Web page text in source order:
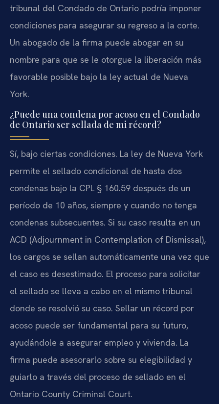
tribunal del Condado de Ontario podría imponer
condiciones para asegurar su regreso a la corte.
Un abogado de la firma puede abogar en su
nombre para que se le otorgue la liberación más
favorable posible bajo la ley actual de Nueva
York.
¿Puede una condena por acoso en el Condado
de Ontario ser sellada de mi récord?
Sí, bajo ciertas condiciones. La ley de Nueva York
permite el sellado condicional de hasta dos
condenas bajo la CPL § 160.59 después de un
período de 10 años, siempre y cuando no tenga
condenas subsecuentes. Si su caso resulta en un
ACD (Adjournment in Contemplation of Dismissal),
los cargos se sellan automáticamente una vez que
el caso es desestimado. El proceso para solicitar
el sellado se lleva a cabo en el mismo tribunal
donde se resolvió su caso. Sellar un récord por
acoso puede ser fundamental para su futuro,
ayudándole a asegurar empleo y vivienda. La
firma puede asesorarlo sobre su elegibilidad y
guiarlo a través del proceso de sellado en el
Ontario County Criminal Court.